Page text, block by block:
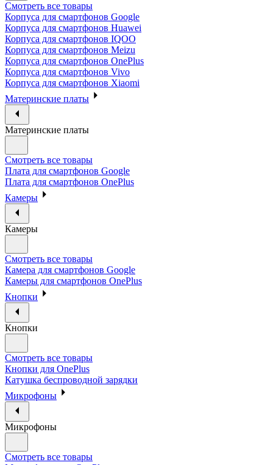
Смотреть все товары
Корпуса для смартфонов Google
Корпуса для смартфонов Huawei
Корпуса для смартфонов IQOO
Корпуса для смартфонов Meizu
Корпуса для смартфонов OnePlus
Корпуса для смартфонов Vivo
Корпуса для смартфонов Xiaomi
Материнские платы
Материнские платы
Смотреть все товары
Плата для смартфонов Google
Плата для смартфонов OnePlus
Камеры
Камеры
Смотреть все товары
Камера для смартфонов Google
Камеры для смартфонов OnePlus
Кнопки
Кнопки
Смотреть все товары
Кнопки для OnePlus
Катушка беспроводной зарядки
Микрофоны
Микрофоны
Смотреть все товары